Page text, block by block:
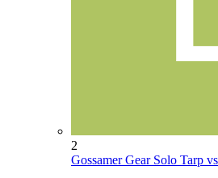
2
Gossamer Gear Solo Tarp